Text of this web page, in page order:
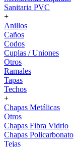
Sanitaria PVC
+
Anillos
Caños
Codos
Cuplas / Uniones
Otros
Ramales
Tapas
Techos
+
Chapas Metálicas
Otros
Chapas Fibra Vidrio
Chapas Policarbonato
Tejas